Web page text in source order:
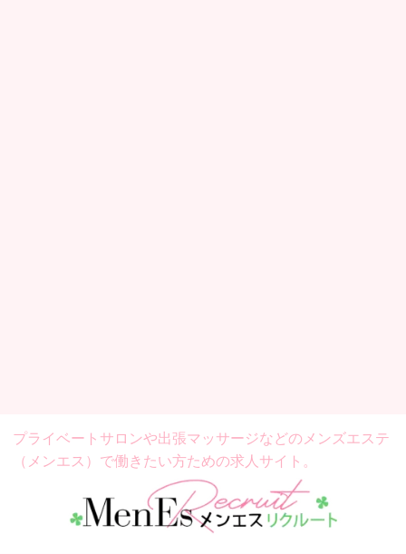
プライベートサロンや出張マッサージなどの メンズエステ
（メンエス）で働きたい方ための求人サイト。